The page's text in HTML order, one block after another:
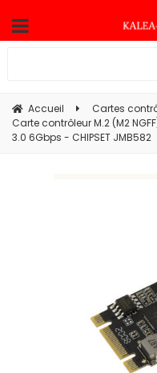
Accueil
Cartes
Carte contrôleur M.2 (M2
3.0 6Gbps - CHIPSET JMB582